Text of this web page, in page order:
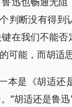
判断没有得到
在我们不能
能，而胡适
是《胡适还
“胡适还是鲁